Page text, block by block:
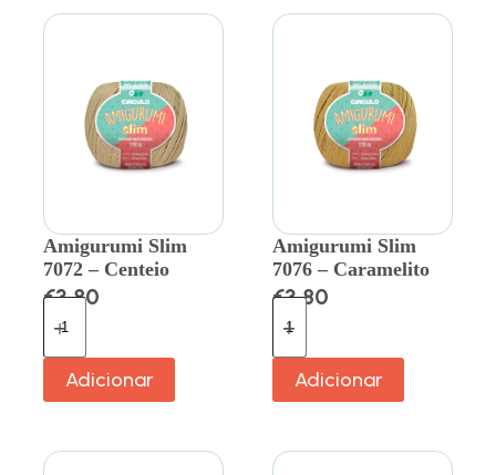
Amigurumi Slim
7072 – Centeio
€3.80
Adicionar
Amigurumi Slim
7076 – Caramelito
€3.80
Adicionar